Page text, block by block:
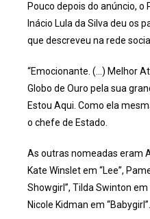
Pouco depois do anúncio, o
Inácio Lula da Silva deu os
que descreveu na rede
“Emocionante. (…) Melhor
Globo de Ouro pela sua
Estou Aqui. Como ela
o chefe de Estado.
As outras nomeadas eram
Kate Winslet em “Lee”,
Showgirl”, Tilda Swinton em
Nicole Kidman em “Babygirl”.